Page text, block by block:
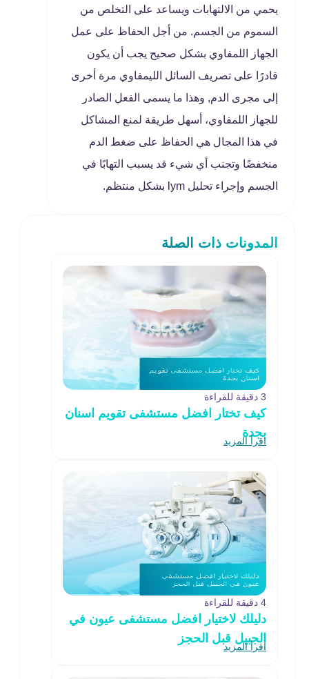
يحمي من الالتهابات ويساعد على التخلص من
السموم من الجسم. من أجل الحفاظ على عمل
الجهاز اللمفاوي بشكل صحيح يجب أن يكون
قادرًا على تصريف السائل الليمفاوي مرة أخرى
إلى مجرى الدم, وهذا ما يسمى الفعل الصادر
للجهاز اللمفاوي، أسهل طريقة لمنع المشاكل
في هذا المجال هي الحفاظ على ضغط الدم
منخفضًا وتجنب أي شيء قد يسبب التهابًا في
الجسم وإجراء تحليل lym بشكل منتظم.
المدونات ذات الصلة
3 دقيقة للقراءة
كيف تختار افضل مستشفى تقويم اسنان
بجدة
اقرأ المزيد
4 دقيقة للقراءة
دليلك لاختيار افضل مستشفى عيون في
الجبيل قبل الحجز
اقرأ المزيد